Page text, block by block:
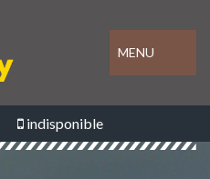
MENU
indisponible